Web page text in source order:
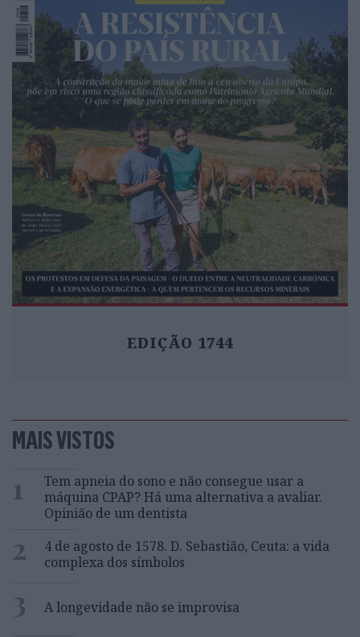
EDIÇÃO 1744
MAIS VISTOS
1
Tem apneia do sono e não consegue usar a
máquina CPAP? Há uma alternativa a avaliar.
Opinião de um dentista
2
4 de agosto de 1578. D. Sebastião, Ceuta: a vida
complexa dos símbolos
3 A longevidade não se improvisa